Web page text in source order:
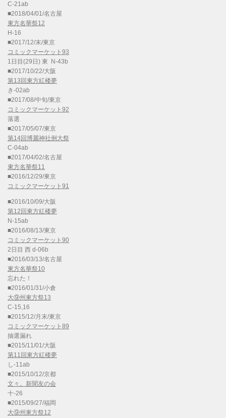
C-21ab
■2018/04/01/名古屋
東方名華祭12
H-16
■2017/12/末/東京
コミックマーケット93
1日目(29日) 東 N-43b
■2017/10/22/大阪
第13回東方紅楼夢
き-02ab
■2017/08/中旬/東京
コミックマーケット92
落選
■2017/05/07/東京
第14回博麗神社例大祭
C-04ab
■2017/04/02/名古屋
東方名華祭11
■2016/12/29/東京
コミックマーケット91
■2016/10/09/大阪
第12回東方紅楼夢
N-15ab
■2016/08/13/東京
コミックマーケット90
2日目 西 d-06b
■2016/03/13/名古屋
東方名華祭10
忘れた！
■2016/01/31/小倉
大⑨州東方祭13
C-15,16
■2015/12/月末/東京
コミックマーケット89
抽選漏れ
■2015/11/01/大阪
第11回東方紅楼夢
し-11ab
■2015/10/12/京都
文々。新聞友の会
十-26
■2015/09/27/福岡
大⑨州東方祭12